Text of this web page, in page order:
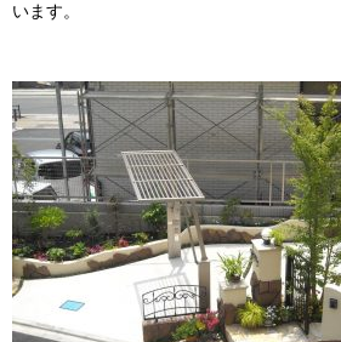
います。